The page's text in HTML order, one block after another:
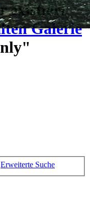
existiert
Galerie
Erweiterte Suche